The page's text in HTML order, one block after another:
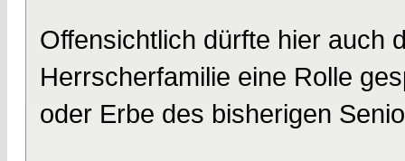
Offensichtlich dürfte hier auch
Herrscherfamilie eine Rolle
oder Erbe des bisherigen